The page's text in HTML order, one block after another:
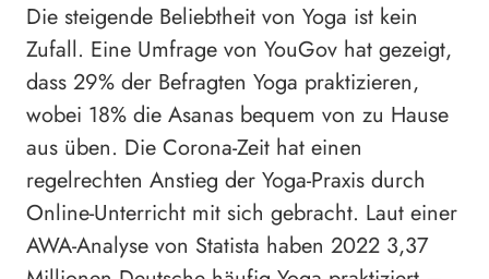
Die steigende Beliebtheit von Yoga ist kein
Zufall. Eine Umfrage von YouGov hat gezeigt,
dass 29% der Befragten Yoga praktizieren,
wobei 18% die Asanas bequem von zu Hause
aus üben. Die Corona-Zeit hat einen
regelrechten Anstieg der Yoga-Praxis durch
Online-Unterricht mit sich gebracht. Laut einer
AWA-Analyse von Statista haben 2022 3,37